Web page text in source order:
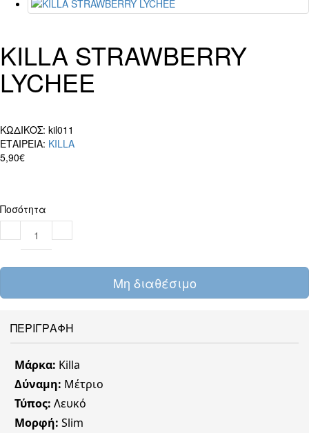
KILLA STRAWBERRY
LYCHEE
ΚΩΔΙΚΟΣ: kil011
ΕΤΑΙΡΕΙΑ: KILLA
5,90€
Ποσότητα
Μη διαθέσιμο
ΠΕΡΙΓΡΑΦΗ
Μάρκα: Killa
Δύναμη: Μέτριο
Τύπος: Λευκό
Μορφή: Slim